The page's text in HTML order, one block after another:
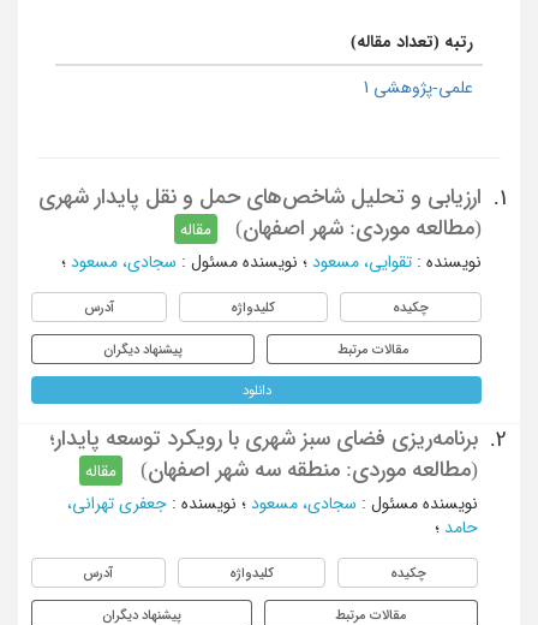
رتبه (تعداد مقاله)
علمی-پژوهشی 1
1.
ارزیابی و تحلیل شاخص‌های حمل و نقل پایدار شهری
(مطالعه موردی: شهر اصفهان)
مقاله
نویسنده : تقوایی، مسعود ؛ نویسنده مسئول : سجادی، مسعود ؛
چکیده کلیدواژه آدرس
مقالات مرتبط پیشنهاد دیگران
دانلود
2.
برنامه‌ریزی فضای سبز شهری با رویکرد توسعه پایدار؛
(مطالعه موردی: منطقه سه شهر اصفهان)
مقاله
نویسنده مسئول : سجادی، مسعود ؛ نویسنده : جعفری تهرانی،
حامد ؛
چکیده کلیدواژه آدرس
مقالات مرتبط پیشنهاد دیگران